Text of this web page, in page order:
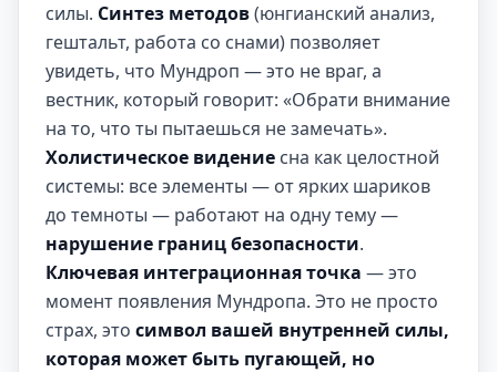
силы. Синтез методов(юнгианский анализ,
гештальт, работа со снами) позволяет
увидеть, что Мундроп — это не враг, а
вестник, который говорит: «Обрати внимание
на то, что ты пытаешься не замечать».
Холистическое видение сна как целостной
системы: все элементы — от ярких шариков
до темноты — работают на одну тему —
нарушение границ безопасности.
Ключевая интеграционная точка — это
момент появления Мундропа. Это не просто
страх, это символ вашей внутренней силы,
которая может быть пугающей, но